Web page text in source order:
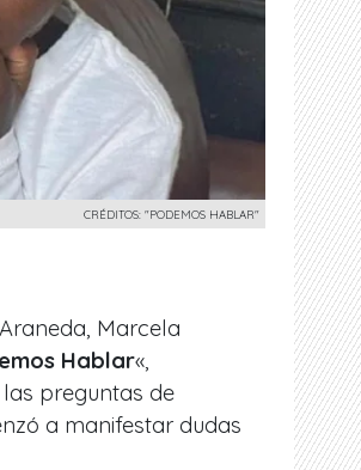
CRÉDITOS: "PODEMOS HABLAR"
Marcela
Hablar«,
preguntas de
a manifestar dudas